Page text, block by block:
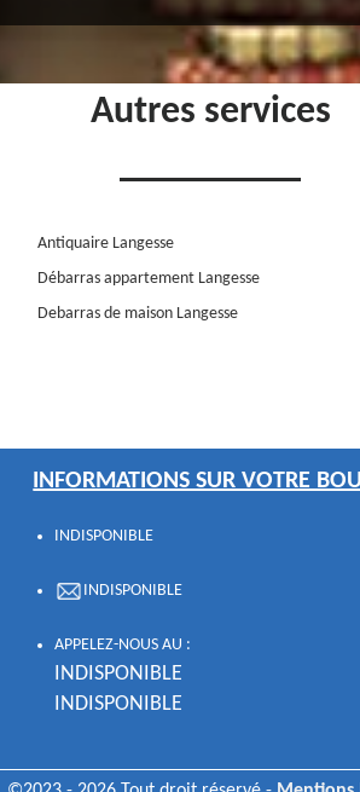
Autres services
Antiquaire Langesse
Débarras appartement Langesse
Debarras de maison Langesse
INFORMATIONS SUR VOTRE
INDISPONIBLE
INDISPONIBLE
APPELEZ-NOUS AU :
INDISPONIBLE
INDISPONIBLE